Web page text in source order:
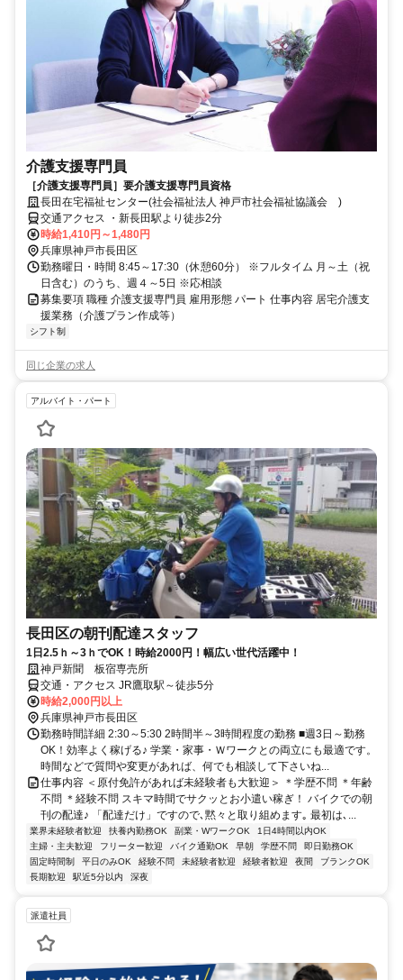
介護支援専門員
［介護支援専門員］要介護支援専門員資格
長田在宅福祉センター(社会福祉法人 神戸市社会福祉協議会 )
交通アクセス ・新長田駅より徒歩2分
時給1,410円～1,480円
兵庫県神戸市長田区
勤務曜日・時間 8:45～17:30（休憩60分） ※フルタイム 月～土（祝
日含む）のうち、週４～5日 ※応相談
募集要項 職種 介護支援専門員 雇用形態 パート 仕事内容 居宅介護支
援業務（介護プラン作成等）
シフト制
同じ企業の求人
アルバイト・パート
長田区の朝刊配達スタッフ
1日2.5ｈ～3ｈでOK！時給2000円！幅広い世代活躍中！
神戸新聞 板宿専売所
交通・アクセス JR鷹取駅～徒歩5分
時給2,000円以上
兵庫県神戸市長田区
勤務時間詳細 2:30～5:30 2時間半～3時間程度の勤務 ■週3日～勤務
OK！効率よく稼げる♪ 学業・家事・Ｗワークとの両立にも最適です。
時間などで質問や変更があれば、何でも相談して下さいね...
仕事内容 ＜原付免許があれば未経験者も大歓迎＞ ＊学歴不問 ＊年齢
不問 ＊経験不問 スキマ時間でサクッとお小遣い稼ぎ！ バイクでの朝
刊の配達♪ 「配達だけ」ですので､黙々と取り組めます｡ 最初は､...
業界未経験者歓迎 扶養内勤務OK 副業・WワークOK
1日4時間以内OK
主婦・主夫歓迎
フリーター歓迎 バイク通勤OK 早朝 学歴不問
即日勤務OK
固定時間制
平日のみOK 経験不問 未経験者歓迎 経験者歓迎 夜間
ブランクOK
長期歓迎
駅近5分以内 深夜
派遣社員